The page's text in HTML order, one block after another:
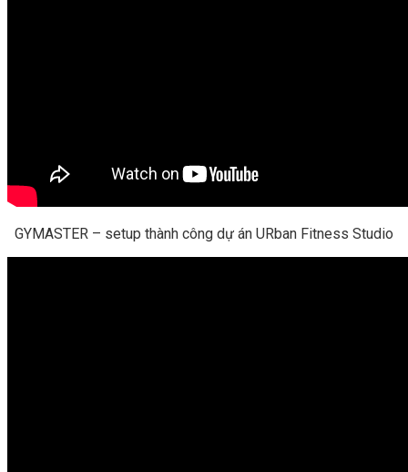
GYMASTER – setup thành công dự án URban Fitness Studio